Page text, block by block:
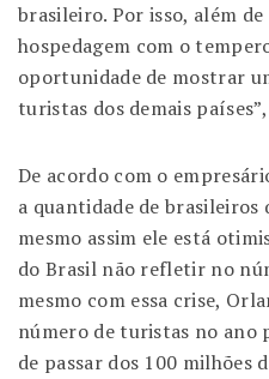
brasileiro. Por isso, além
hospedagem com o
oportunidade de mostrar
turistas dos demais
De acordo com o
a quantidade de
mesmo assim ele está
do Brasil não refletir no
mesmo com essa crise,
número de turistas no ano
de passar dos 100 milhões